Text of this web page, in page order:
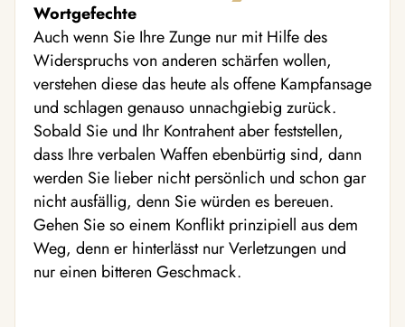
Wortgefechte
Auch wenn Sie Ihre Zunge nur mit Hilfe des
Widerspruchs von anderen schärfen wollen,
verstehen diese das heute als offene Kampfansage
und schlagen genauso unnachgiebig zurück.
Sobald Sie und Ihr Kontrahent aber feststellen,
dass Ihre verbalen Waffen ebenbürtig sind, dann
werden Sie lieber nicht persönlich und schon gar
nicht ausfällig, denn Sie würden es bereuen.
Gehen Sie so einem Konflikt prinzipiell aus dem
Weg, denn er hinterlässt nur Verletzungen und
nur einen bitteren Geschmack.